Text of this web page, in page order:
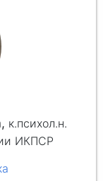
к.психол.н.
ИКПСР